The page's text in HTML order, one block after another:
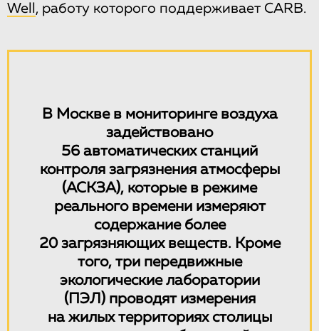
Well , работу которого поддерживает CARB.
В Москве в мониторинге воздуха
задействовано
56 автоматических станций
контроля загрязнения атмосферы
(АСКЗА), которые в режиме
реального времени измеряют
содержание более
20 загрязняющих веществ. Кроме
того, три передвижные
экологические лаборатории
(ПЭЛ) проводят измерения
на жилых территориях столицы